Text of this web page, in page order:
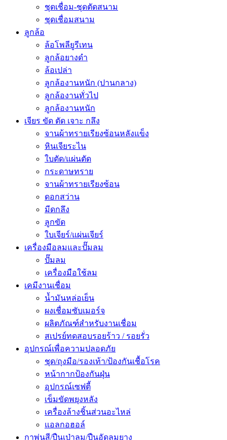
ชุดเชื่อม-ชุดตัดสนาม
ชุดเชื่อมสนาม
ลูกล้อ
ล้อโพลียูรีเทน
ลูกล้อยางดำ
ล้อเปล่า
ลูกล้องานหนัก (ปานกลาง)
ลูกล้องานทั่วไป
ลูกล้องานหนัก
เจียร ขัด ตัด เจาะ กลึง
จานผ้าทรายเรียงซ้อนหลังแข็ง
หินเจียระไน
ใบตัด/แผ่นตัด
กระดาษทราย
จานผ้าทรายเรียงซ้อน
ดอกสว่าน
มีดกลึง
ลูกขัด
ใบเจียร์/แผ่นเจียร์
เครื่องมือลมและปั๊มลม
ปั๊มลม
เครื่องมือใช้ลม
เคมีงานเชื่อม
น้ำมันหล่อเย็น
ผงเชื่อมซับเมอร์จ
ผลิตภัณฑ์สำหรับงานเชื่อม
สเปรย์ทดสอบรอยร้าว / รอยรั่ว
อุปกรณ์เพื่อความปลอดภัย
ชุด/ถุงมือ/รองเท้า/ป้องกันเชื้อโรค
หน้ากากป้องกันฝุ่น
อุปกรณ์เซฟตี้
เข็มขัดพยุงหลัง
เครื่องล้างชิ้นส่วนอะไหล่
แอลกอฮอล์
กาพ่นสี/ปืนเป่าลม/ปืนอัดลมยาง